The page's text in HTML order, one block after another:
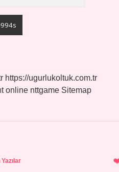
https://ugurlukoltuk.com.tr
online nttgame Sitemap